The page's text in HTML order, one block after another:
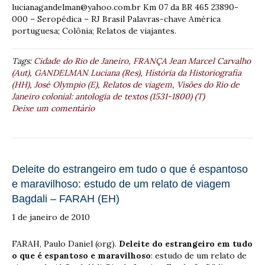
lucianagandelman@yahoo.com.br Km 07 da BR 465 23890-
000 – Seropédica – RJ Brasil Palavras-chave América
portuguesa; Colônia; Relatos de viajantes.
Tags:Cidade do Rio de Janeiro, FRANÇA Jean Marcel Carvalho
(Aut), GANDELMAN Luciana (Res), História da Historiografia
(HH), José Olympio (E), Relatos de viagem, Visões do Rio de
Janeiro colonial: antologia de textos (1531-1800) (T)
Deixe um comentário
Deleite do estrangeiro em tudo o que é espantoso
e maravilhoso: estudo de um relato de viagem
Bagdali – FARAH (EH)
1 de janeiro de 2010
FARAH, Paulo Daniel (org). Deleite do estrangeiro em tudo
o que é espantoso e maravilhoso: estudo de um relato de